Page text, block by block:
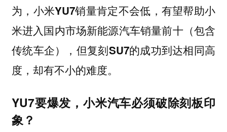
为， 小米YU7销量肯定不会低，有望帮助小
米进入国内市场新能源汽车销量前十（包含
传统车企），但复刻SU7的成功到达相同高
度，却有不小的难度。
YU7要爆发，小米汽车必须破除刻板印
象？